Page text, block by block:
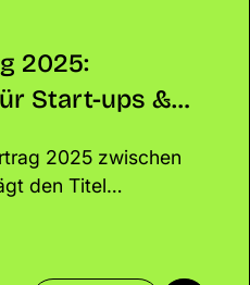
2025:
Start-ups &
2025 zwischen
den Titel
Mogelpackung für Start-